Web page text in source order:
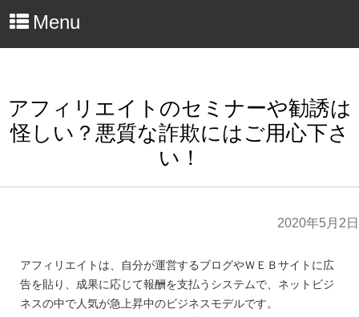
Menu
アフィリエイトのセミナーや勧誘は
怪しい？悪質な詐欺にはご用心下さ
い！
2020年5月2日
アフィリエイトは、自分が運営するブログやＷＥＢサイトに広
告を貼り、成果に応じて報酬を支払うシステムで、ネットビジ
ネスの中で人気が急上昇中のビジネスモデルです。